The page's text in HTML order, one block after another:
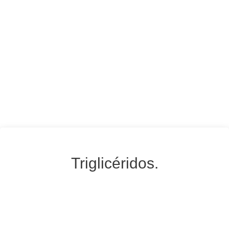
Triglicéridos.